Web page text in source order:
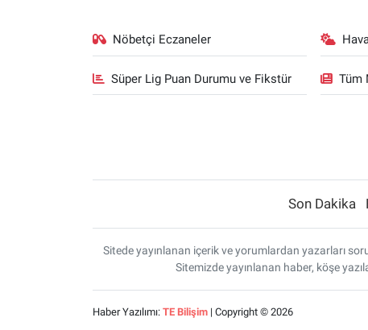
Nöbetçi Eczaneler
Süper Lig Puan Durumu ve Fikstür Tüm
Son Dakika
Sitede yayınlanan içerik ve yorumlardan yazarları
Sitemizde yayınlanan haber, köşe
Haber Yazılımı: TE Bilişim| Copyright © 2026